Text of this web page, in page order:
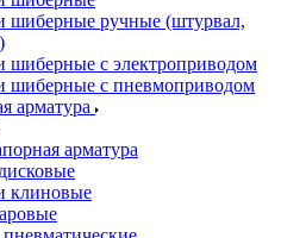
шиберные ручные (штурвал,
шиберные с электроприводом
шиберные с пневмоприводом
арматура
арматура
клиновые